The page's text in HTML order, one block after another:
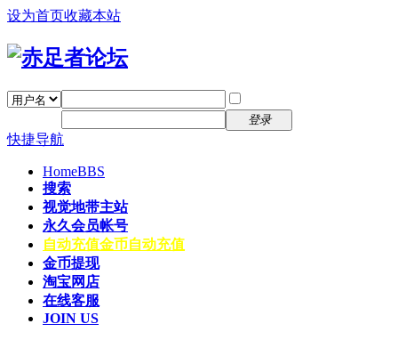
设为首页收藏本站
登录
快捷导航
HomeBBS
搜索
视觉地带主站
永久会员帐号
自动充值金币自动充值
金币提现
淘宝网店
在线客服
JOIN US